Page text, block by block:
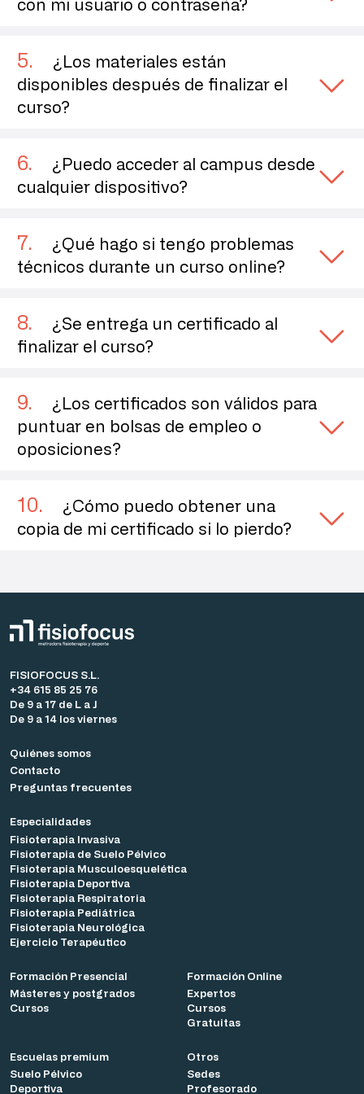
Copia del título universitario de Fisioterapia o del certificado
universitario de solicitud
del mismo
Copia del DNI por las dos caras
Copia de la matrícula en 4º grado de Fisioterapia.
Copia del DNI por las dos caras
con mi usuario o contraseña?
5.
¿Los materiales están
disponibles después de finalizar el
curso?
6.
¿Puedo acceder al campus desde
cualquier dispositivo?
7.
¿Qué hago si tengo problemas
técnicos durante un curso online?
8.
¿Se entrega un certificado al
finalizar el curso?
9.
¿Los certificados son válidos para
puntuar en bolsas de empleo o
oposiciones?
10.
¿Cómo puedo obtener una
copia de mi certificado si lo pierdo?
FISIOFOCUS S.L.
+34 615 85 25 76
De 9 a 17 de L a J
De 9 a 14 los viernes
Quiénes somos
Contacto
Preguntas frecuentes
Especialidades
Fisioterapia Invasiva
Fisioterapia de Suelo Pélvico
Fisioterapia Musculoesquelética
Fisioterapia Deportiva
Fisioterapia Respiratoria
Fisioterapia Pediátrica
Fisioterapia Neurológica
Ejercicio Terapéutico
Formación Presencial
Másteres y postgrados
Cursos
Formación Online
Expertos
Cursos
Gratuitas
Escuelas premium
Suelo Pélvico
Deportiva
Otros
Sedes
Profesorado